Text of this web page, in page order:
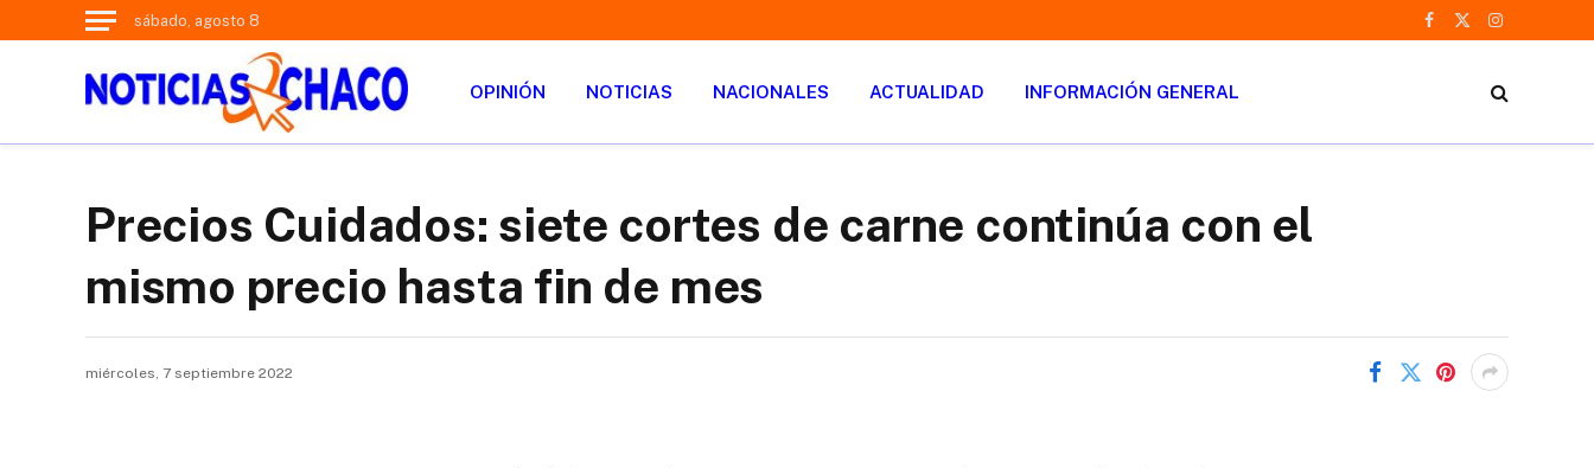
sábado, agosto 8
Facebook
X
Instagram
OPINIÓN NOTICIAS NACIONALES ACTUALIDAD INFORMACIÓN GENERAL
Precios Cuidados: siete cortes de carne continúa con el
mismo precio hasta fin de mes
miércoles, 7 septiembre 2022